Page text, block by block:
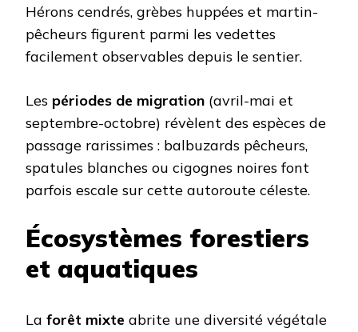
Hérons cendrés, grèbes huppées et martin-
pêcheurs figurent parmi les vedettes
facilement observables depuis le sentier.
Les périodes de migration (avril-mai et
septembre-octobre) révèlent des espèces de
passage rarissimes : balbuzards pêcheurs,
spatules blanches ou cigognes noires font
parfois escale sur cette autoroute céleste.
Écosystèmes forestiers
et aquatiques
La forêt mixte abrite une diversité végétale